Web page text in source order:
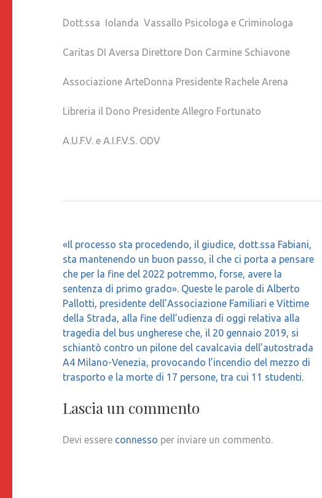
Dott.ssa Iolanda Vassallo Psicologa e Criminologa
Caritas DI Aversa Direttore Don Carmine Schiavone
Associazione ArteDonna Presidente Rachele Arena
Libreria il Dono Presidente Allegro Fortunato
A.U.F.V. e A.I.F.V.S. ODV
Navigazione
articoli
«Il processo sta procedendo, il giudice, dott.ssa Fabiani,
sta mantenendo un buon passo, il che ci porta a pensare
che per la fine del 2022 potremmo, forse, avere la
sentenza di primo grado». Queste le parole di Alberto
Pallotti, presidente dell’Associazione Familiari e Vittime
della Strada, alla fine dell’udienza di oggi relativa alla
tragedia del bus ungherese che, il 20 gennaio 2019, si
schiantò contro un pilone del cavalcavia dell’autostrada
A4 Milano-Venezia, provocando l’incendio del mezzo di
trasporto e la morte di 17 persone, tra cui 11 studenti.
Lascia un commento
Devi essere connesso per inviare un commento.